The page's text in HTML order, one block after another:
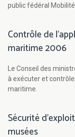
public fédéral
Contrôle de
maritime 2006
Le Conseil des
à exécuter et
maritime.
Sécurité
musées